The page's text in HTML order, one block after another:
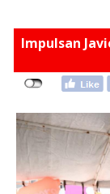
Impulsan